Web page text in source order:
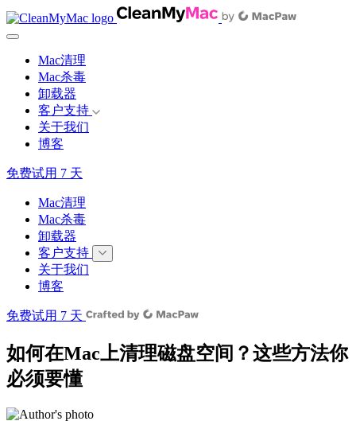
Mac清理
Mac杀毒
卸载器
客户支持
关于我们
博客
免费试用 7 天
Mac清理
Mac杀毒
卸载器
客户支持
关于我们
博客
免费试用 7 天
如何在Mac上清理磁盘空间？这些方法你
必须要懂